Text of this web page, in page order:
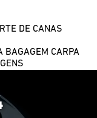
DE CANAS
BAGAGEM CARPA